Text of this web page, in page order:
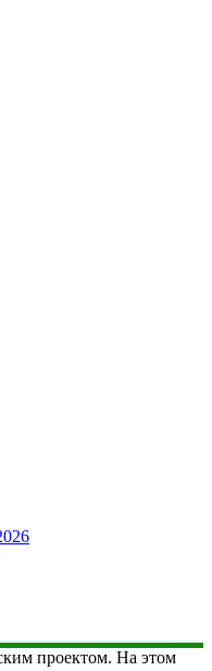
проектом. На этом